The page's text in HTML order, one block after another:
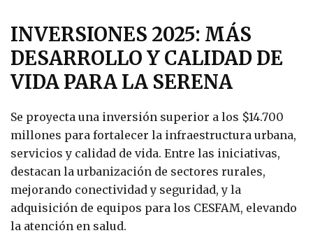
INVERSIONES 2025: MÁS
DESARROLLO Y CALIDAD DE
VIDA PARA LA SERENA
Se proyecta una inversión superior a los $14.700
millones para fortalecer la infraestructura urbana,
servicios y calidad de vida. Entre las iniciativas,
destacan la urbanización de sectores rurales,
mejorando conectividad y seguridad, y la
adquisición de equipos para los CESFAM, elevando
la atención en salud.